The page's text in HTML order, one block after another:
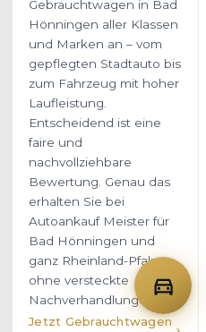
Gebrauchtwagen in Bad
Hönningen aller Klassen
und Marken an – vom
gepflegten Stadtauto bis
zum Fahrzeug mit hoher
Laufleistung.
Entscheidend ist eine
faire und
nachvollziehbare
Bewertung. Genau das
erhalten Sie bei
Autoankauf Meister für
Bad Hönningen und
ganz Rheinland-Pfalz –
ohne versteckte
Nachverhandlungen.
Jetzt Gebrauchtwagen